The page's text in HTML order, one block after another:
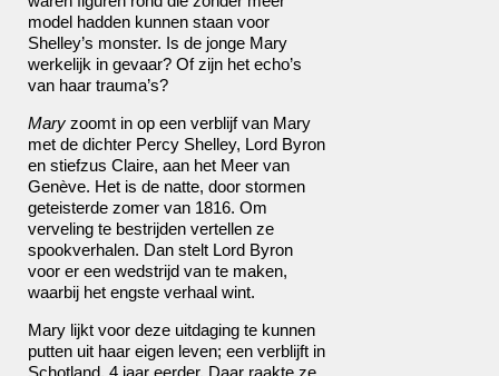
model hadden kunnen staan voor
Shelley’s monster. Is de jonge Mary
werkelijk in gevaar? Of zijn het echo’s
van haar trauma’s?
Mary zoomt in op een verblijf van Mary
met de dichter Percy Shelley, Lord Byron
en stiefzus Claire, aan het Meer van
Genève. Het is de natte, door stormen
geteisterde zomer van 1816. Om
verveling te bestrijden vertellen ze
spookverhalen. Dan stelt Lord Byron
voor er een wedstrijd van te maken,
waarbij het engste verhaal wint.
Mary lijkt voor deze uitdaging te kunnen
putten uit haar eigen leven; een verblijft in
Schotland, 4 jaar eerder. Daar raakte ze